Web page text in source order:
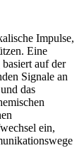
Impulse,
Eine
basiert auf der
Signale an
das
ein,